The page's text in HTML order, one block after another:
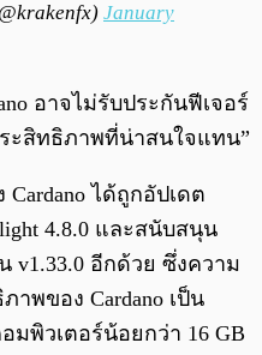
January
อาจไม่รับประกันฟีเจอร์
ะสิทธิภาพที่น่าสนใจแทน”
ได้ถูกอัปเดต
4.8.0 และสนับสนุน
v1.33.0 อีกด้วย ซึ่งความ
พของ Cardano เป็น
มพิวเตอร์น้อยกว่า 16 GB